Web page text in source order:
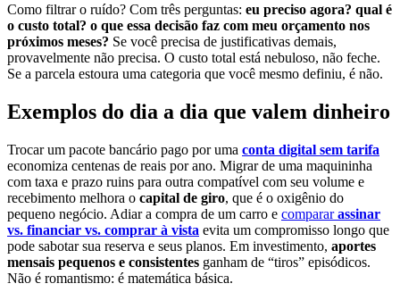
Como filtrar o ruído? Com três perguntas: eu preciso agora? qual é
o custo total? o que essa decisão faz com meu orçamento nos
próximos meses? Se você precisa de justificativas demais,
provavelmente não precisa. O custo total está nebuloso, não feche.
Se a parcela estoura uma categoria que você mesmo definiu, é não.
Exemplos do dia a dia que valem dinheiro
Trocar um pacote bancário pago por uma conta digital sem tarifa
economiza centenas de reais por ano. Migrar de uma maquininha
com taxa e prazo ruins para outra compatível com seu volume e
recebimento melhora o capital de giro, que é o oxigênio do
pequeno negócio. Adiar a compra de um carro e compararassinar
vs. financiar vs. comprar à vista evita um compromisso longo que
pode sabotar sua reserva e seus planos. Em investimento, aportes
mensais pequenos e consistentes ganham de “tiros” episódicos.
Não é romantismo: é matemática básica.